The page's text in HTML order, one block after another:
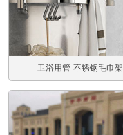
卫浴用管-不锈钢毛巾架